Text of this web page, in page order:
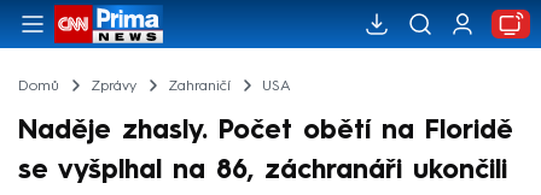
Domů Zprávy Zahraničí USA
Naděje zhasly. Počet obětí na Floridě
se vyšplhal na 86, záchranáři ukončili